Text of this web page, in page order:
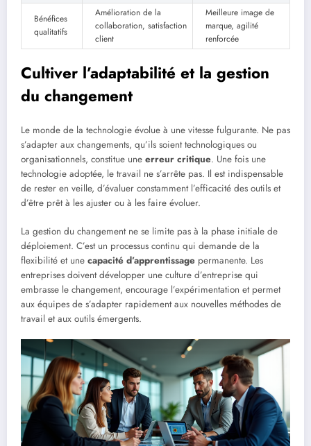
Bénéfices
qualitatifs
Amélioration de la
collaboration, satisfaction
client
Meilleure image de
marque, agilité
renforcée
Cultiver l’adaptabilité et la gestion
du changement
Le monde de la technologie évolue à une vitesse fulgurante. Ne pas
s’adapter aux changements, qu’ils soient technologiques ou
organisationnels, constitue une erreur critique. Une fois une
technologie adoptée, le travail ne s’arrête pas. Il est indispensable
de rester en veille, d’évaluer constamment l’efficacité des outils et
d’être prêt à les ajuster ou à les faire évoluer.
La gestion du changement ne se limite pas à la phase initiale de
déploiement. C’est un processus continu qui demande de la
flexibilité et une capacité d’apprentissage permanente. Les
entreprises doivent développer une culture d’entreprise qui
embrasse le changement, encourage l’expérimentation et permet
aux équipes de s’adapter rapidement aux nouvelles méthodes de
travail et aux outils émergents.